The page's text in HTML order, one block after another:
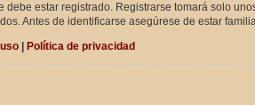
debe estar registrado. Registrarse tomará solo
Antes de identificarse asegúrese de estar
Política de privacidad